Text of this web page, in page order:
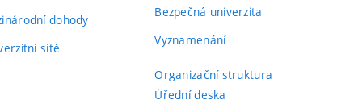
dohody
sítě
Bezpečná univerzita
Vyznamenání
Organizační struktura
Úřední deska